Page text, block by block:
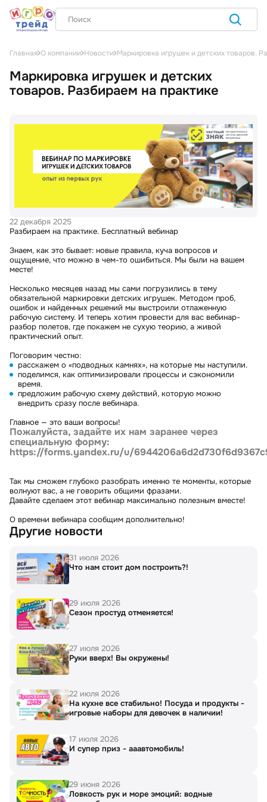
Главная О компании Новости Маркировка игрушек и детских товаров.
Маркировка игрушек и детских
товаров. Разбираем на практике
22 декабря 2025
Разбираем на практике. Бесплатный вебинар
Знаем, как это бывает: новые правила, куча вопросов и
ощущение, что можно в чем-то ошибиться. Мы были на вашем
месте!
Несколько месяцев назад мы сами погрузились в тему
обязательной маркировки детских игрушек. Методом проб,
ошибок и найденных решений мы выстроили отлаженную
рабочую систему. И теперь хотим провести для вас вебинар-
разбор полетов, где покажем не сухую теорию, а живой
практический опыт.
Поговорим честно:
расскажем о «подводных камнях», на которые мы наступили.
поделимся, как оптимизировали процессы и сэкономили
время.
предложим рабочую схему действий, которую можно
внедрить сразу после вебинара.
Главное — это ваши вопросы!
Пожалуйста, задайте их нам заранее через
специальную форму:
https://forms.yandex.ru/u/
Так мы сможем глубоко разобрать именно те моменты, которые
волнуют вас, а не говорить общими фразами.
Давайте сделаем этот вебинар максимально полезным вместе!
О времени вебинара сообщим дополнительно!
Другие новости
31 июля 2026
Что нам стоит дом построить?!
29 июля 2026
Сезон простуд отменяется!
27 июля 2026
Руки вверх! Вы окружены!
22 июля 2026
На кухне все стабильно! Посуда и продукты -
игровые наборы для девочек в наличии!
17 июля 2026
И супер приз - ааавтомобиль!
29 июня 2026
Ловкость рук и море эмоций: водные